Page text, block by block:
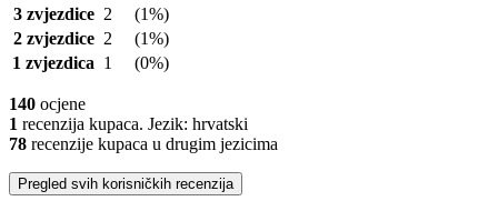
3 zvjezdice 2
(1%)
2 zvjezdice 2
(1%)
1 zvjezdica 1 (0%)
140 ocjene
1 recenzija kupaca. Jezik: hrvatski
78 recenzije kupaca u drugim jezicima
Pregled svih korisničkih recenzija